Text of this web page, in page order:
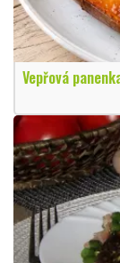
Vepřová